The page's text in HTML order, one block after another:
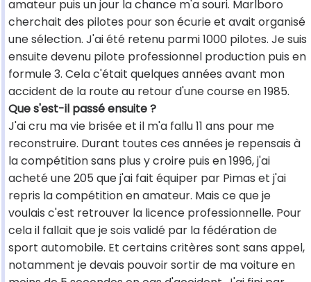
amateur puis un jour la chance m'a souri. Marlboro
cherchait des pilotes pour son écurie et avait organisé
une sélection. J'ai été retenu parmi 1000 pilotes. Je suis
ensuite devenu pilote professionnel production puis en
formule 3. Cela c'était quelques années avant mon
accident de la route au retour d'une course en 1985.
Que s'est-il passé ensuite ?
J'ai cru ma vie brisée et il m'a fallu 11 ans pour me
reconstruire. Durant toutes ces années je repensais à
la compétition sans plus y croire puis en 1996, j'ai
acheté une 205 que j'ai fait équiper par Pimas et j'ai
repris la compétition en amateur. Mais ce que je
voulais c'est retrouver la licence professionnelle. Pour
cela il fallait que je sois validé par la fédération de
sport automobile. Et certains critères sont sans appel,
notamment je devais pouvoir sortir de ma voiture en